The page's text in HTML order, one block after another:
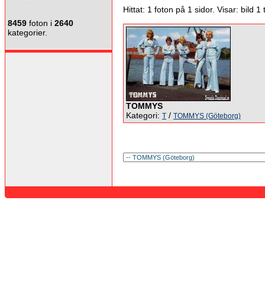
8459 foton i 2640
kategorier.
Hittat: 1 foton på 1 sidor. Visar: bild 1
TOMMYS
Kategori: T / TOMMYS (Göteborg)